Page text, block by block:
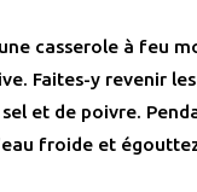
casserole à feu
Faites-y revenir
et de poivre.
froide et